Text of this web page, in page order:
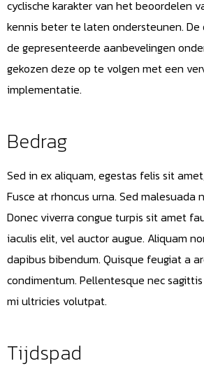
cyclische karakter van het beoordelen
kennis beter te laten ondersteunen.
de gepresenteerde aanbevelingen
gekozen deze op te volgen met een
implementatie.
Bedrag
Sed in ex aliquam, egestas felis sit
Fusce at rhoncus urna. Sed malesuada
Donec viverra congue turpis sit amet
iaculis elit, vel auctor augue. Aliquam
dapibus bibendum. Quisque feugiat a
condimentum. Pellentesque nec
mi ultricies volutpat.
Tijdspad